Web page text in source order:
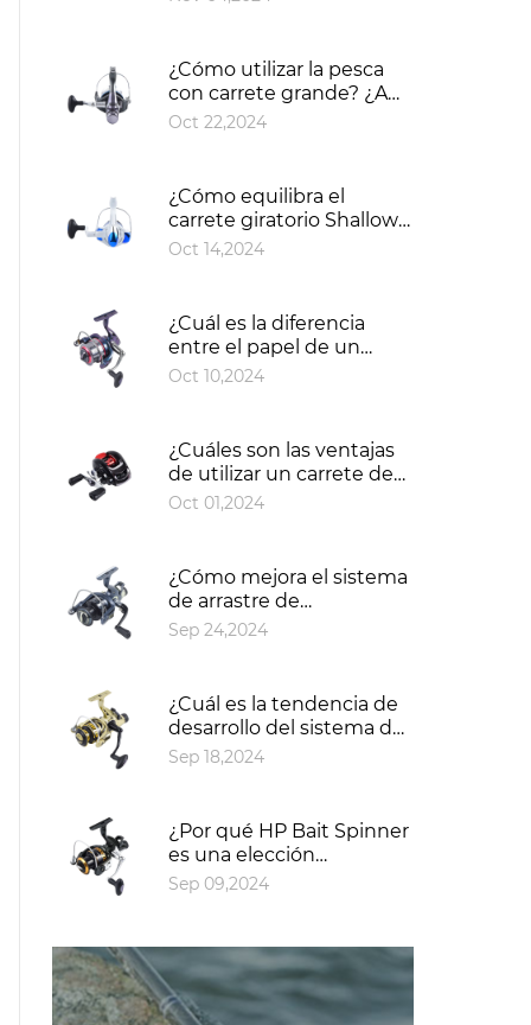
¿Cómo utilizar la pesca
con carrete grande? ¿A
qué habilidades se debe
Oct 22,2024
¿Cómo equilibra el
carrete giratorio Shallow
Spool el impacto en la
lanzamiento?
Oct 14,2024
¿Cuál es la diferencia
entre el papel de un
rodamiento de
tradicional en un carrete
de surf?
Oct 10,2024
¿Cuáles son las ventajas
de utilizar un carrete de
cebo como el BAIT CAST
Oct 01,2024
¿Cómo mejora el sistema
de arrastre de
microajuste la precisión y
Sep 24,2024
¿Cuál es la tendencia de
desarrollo del sistema de
arrastre de ajuste en el
Sep 18,2024
¿Por qué HP Bait Spinner
es una elección
inteligente para mejorar
Sep 09,2024